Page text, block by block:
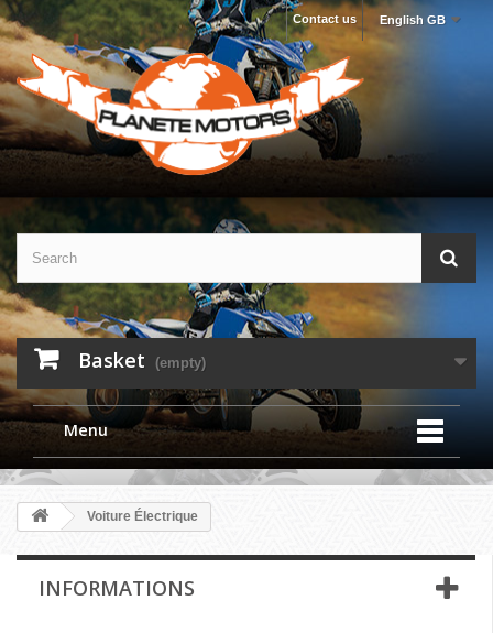
English GB
Contact us
Basket (empty)
Menu
Voiture Électrique
INFORMATIONS